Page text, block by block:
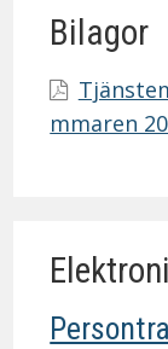
Bilagor
mmaren